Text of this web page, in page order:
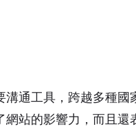
溝通工具，跨越多種國
網站的影響力，而且還